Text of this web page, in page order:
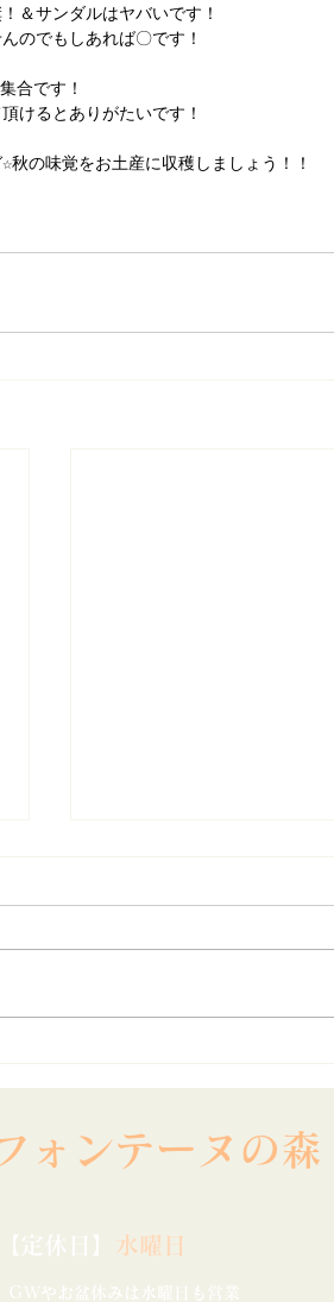
＆サンダルはヤバいです！
のでもしあれば〇です！
合です！
けるとありがたいです！
秋の味覚をお土産に収穫しましょう！！
めん大会】
ォンテーヌの森
定休日】 水曜日
Ｗやお盆休み は水曜日も営業